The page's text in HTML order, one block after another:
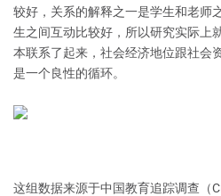
较好，关系的解释之一是学生和老师
生之间互动比较好，所以研究实际上
本联系了起来，社会经济地位跟社会
是一个良性的循环。
这组数据来源于中国教育追踪调查（